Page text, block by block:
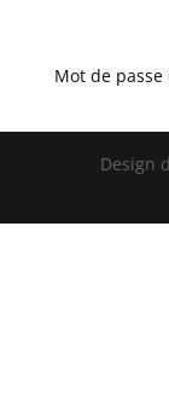
Mot de
Design